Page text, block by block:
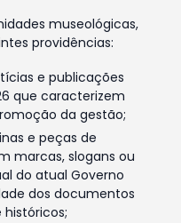
museológicas,
providências:
e publicações
que caracterizem
da gestão;
e peças de
marcas, slogans ou
do atual Governo
dos documentos